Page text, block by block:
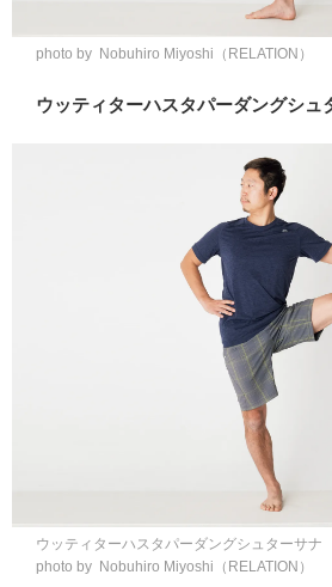
photo by Nobuhiro Miyoshi（RELATION）
ウッティターハスタパーダングシュ
ウッティターハスタパーダングシュターサナ
photo by Nobuhiro Miyoshi（RELATION）